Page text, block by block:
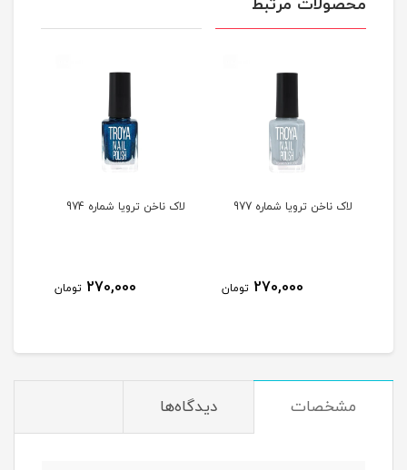
محصولات مرتبط
لاک ناخن ترویا شماره 977
270,000 تومان
لاک ناخن ترویا شماره 974
270,000 تومان
مشخصات دیدگاه‌ها